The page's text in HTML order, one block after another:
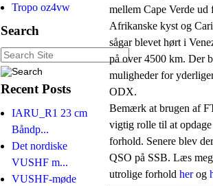
Tropo oz4vw
Search
Recent Posts
IARU_R1 23 cm
Båndp...
Det nordiske
VUSHF m...
VUSHF-møde
mellem Cape Verde ud
Afrikanske kyst og
sågar blevet hørt i
på over 4500 km. Der
muligheder for
ODX.
Bemærk at brugen af
vigtig rolle til at
forhold. Senere blev
QSO på SSB. Læs
utrolige forholdherog